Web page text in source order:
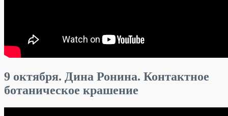
9 октября. Дина Ронина. Контактное
ботаническое крашение